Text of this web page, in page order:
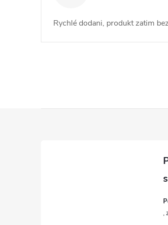
Rychlé dodani, produkt zatim